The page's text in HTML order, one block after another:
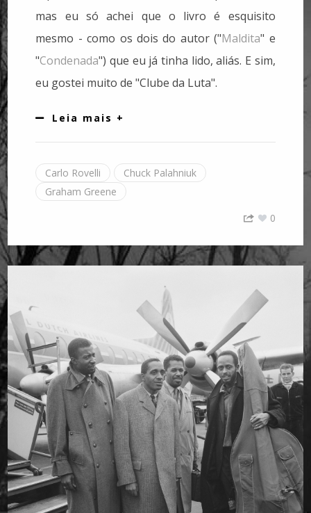
mas eu só achei que o livro é esquisito
mesmo - como os dois do autor ("Maldita" e
"Condenada") que eu já tinha lido, aliás. E sim,
eu gostei muito de "Clube da Luta".
Leia mais +
Carlo Rovelli
Chuck Palahniuk
Graham Greene
0